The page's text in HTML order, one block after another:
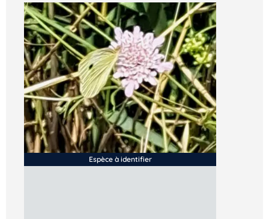
Espèce à identifier